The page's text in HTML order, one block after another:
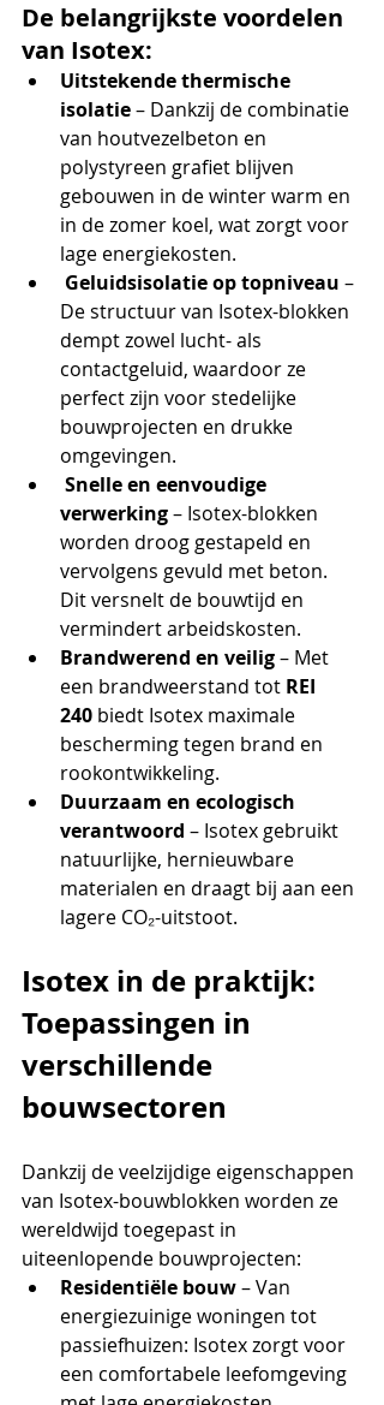
De belangrijkste voordelen
van Isotex:
Uitstekende thermische
isolatie – Dankzij de combinatie
van houtvezelbeton en
polystyreen grafiet blijven
gebouwen in de winter warm en
in de zomer koel, wat zorgt voor
lage energiekosten.
Geluidsisolatie op topniveau –
De structuur van Isotex-blokken
dempt zowel lucht- als
contactgeluid, waardoor ze
perfect zijn voor stedelijke
bouwprojecten en drukke
omgevingen.
Snelle en eenvoudige
verwerking – Isotex-blokken
worden droog gestapeld en
vervolgens gevuld met beton.
Dit versnelt de bouwtijd en
vermindert arbeidskosten.
Brandwerend en veilig – Met
een brandweerstand tot REI
240 biedt Isotex maximale
bescherming tegen brand en
rookontwikkeling.
Duurzaam en ecologisch
verantwoord – Isotex gebruikt
natuurlijke, hernieuwbare
materialen en draagt bij aan een
lagere CO₂-uitstoot.
Isotex in de praktijk:
Toepassingen in
verschillende
bouwsectoren
Dankzij de veelzijdige eigenschappen
van Isotex-bouwblokken worden ze
wereldwijd toegepast in
uiteenlopende bouwprojecten:
Residentiële bouw – Van
energiezuinige woningen tot
passiefhuizen: Isotex zorgt voor
een comfortabele leefomgeving